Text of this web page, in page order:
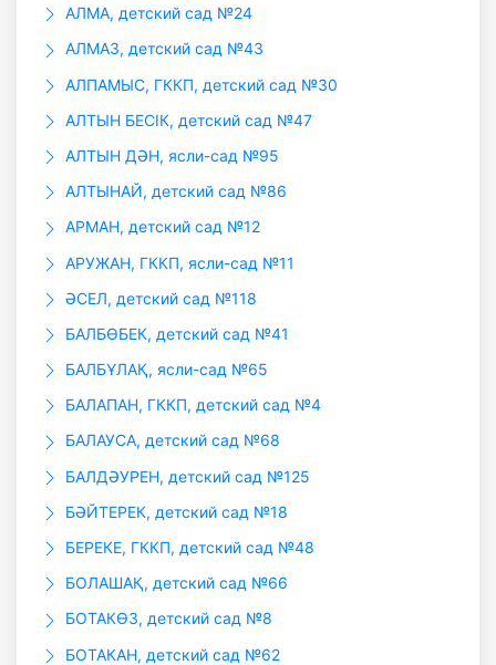
АЛМА, детский сад №24
АЛМАЗ, детский сад №43
АЛПАМЫС, ГККП, детский сад №30
АЛТЫН БЕСIК, детский сад №47
АЛТЫН ДӘН, ясли-сад №95
АЛТЫНАЙ, детский сад №86
АРМАН, детский сад №12
АРУЖАН, ГККП, ясли-сад №11
ӘСЕЛ, детский сад №118
БАЛБӨБЕК, детский сад №41
БАЛБҰЛАҚ, ясли-сад №65
БАЛАПАН, ГККП, детский сад №4
БАЛАУСА, детский сад №68
БАЛДӘУРЕН, детский сад №125
БӘЙТЕРЕК, детский сад №18
БЕРЕКЕ, ГККП, детский сад №48
БОЛАШАҚ, детский сад №66
БОТАКӨЗ, детский сад №8
БОТАКАН, детский сад №62